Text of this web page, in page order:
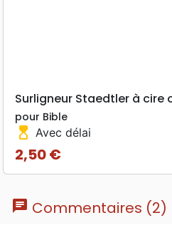
Surligneur Staedtler à cire
pour Bible
hourglass_top Avec délai
Prix
2,50 €
chat Commentaires (2)